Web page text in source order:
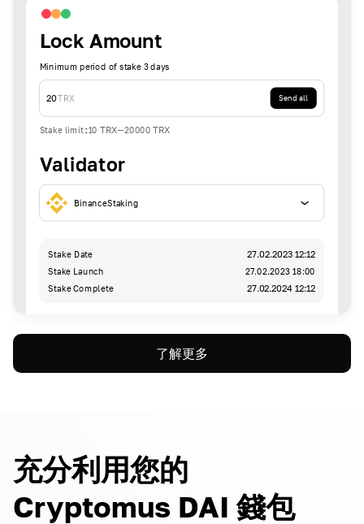
Lock Amount
Minimum period of stake 3 days
20TRX Send all
Stake limit:10 TRX-20000 TRX
Validator
BinanceStaking
Stake Date 27.02.2023 12:12
Stake Launch
27.02.2023 18:00
Stake Complete
27.02.2024 12:12
了解更多
充分利用您的
Cryptomus DAI 錢包